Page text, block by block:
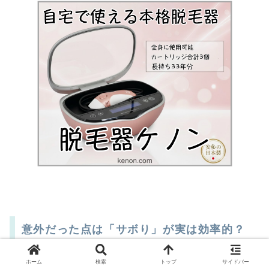
意外だった点は「サボり」が実は効率的？
個人的に感じたのは、5回ほど集中して照射した後に、あ
ホーム 検索 トップ サイドバー